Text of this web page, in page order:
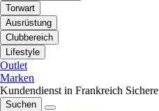
Torwart
Ausrüstung
Clubbereich
Lifestyle
Outlet
Marken
Kundendienst in Frankreich
Suchen